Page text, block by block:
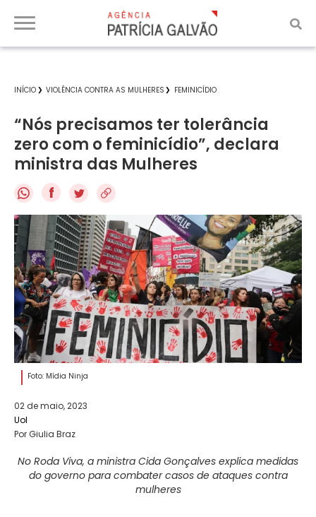
INÍCIO VIOLÊNCIA CONTRA AS MULHERES FEMINICÍDIO
“Nós precisamos ter tolerância
zero com o feminicídio”, declara
ministra das Mulheres
f
Foto: Mídia Ninja
02 de maio, 2023
Uol
Por Giulia Braz
No Roda Viva, a ministra Cida Gonçalves explica medidas
do governo para combater casos de ataques contra
mulheres